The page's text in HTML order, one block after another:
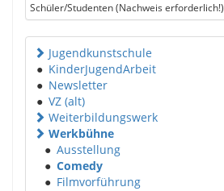
Schüler/Studenten (Nachweis erforderlich!)
Jugendkunstschule
● KinderJugendArbeit
● Newsletter
● VZ (alt)
Weiterbildungswerk
Werkbühne
● Ausstellung
● Comedy
● Filmvorführung